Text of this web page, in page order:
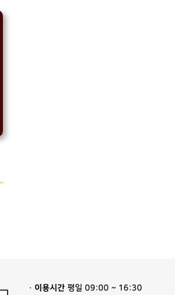
이용시간 평일 09:00 ~ 16:30